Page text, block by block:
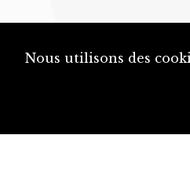
Nous utilisons des